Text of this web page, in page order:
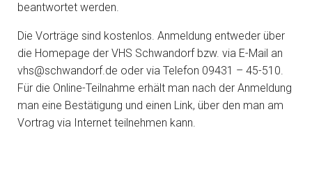
beantwortet werden.
Die Vorträge sind kostenlos. Anmeldung entweder über
die Homepage der VHS Schwandorf bzw. via E-Mail an
vhs@schwandorf.de oder via Telefon 09431 – 45-510.
Für die Online-Teilnahme erhält man nach der Anmeldung
man eine Bestätigung und einen Link, über den man am
Vortrag via Internet teilnehmen kann.